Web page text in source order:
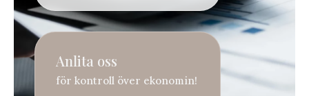
Anlita oss
för kontroll över ekonomin!